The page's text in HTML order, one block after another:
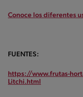
Conoce los diferentes
FUENTES:
https://www.frutas-
Litchi.html